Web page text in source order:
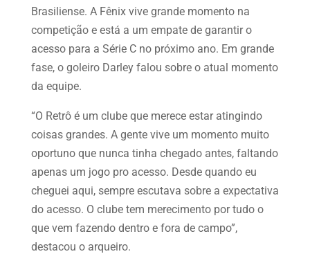
Brasiliense. A Fênix vive grande momento na
competição e está a um empate de garantir o
acesso para a Série C no próximo ano. Em grande
fase, o goleiro Darley falou sobre o atual momento
da equipe.
“O Retrô é um clube que merece estar atingindo
coisas grandes. A gente vive um momento muito
oportuno que nunca tinha chegado antes, faltando
apenas um jogo pro acesso. Desde quando eu
cheguei aqui, sempre escutava sobre a expectativa
do acesso. O clube tem merecimento por tudo o
que vem fazendo dentro e fora de campo”,
destacou o arqueiro.